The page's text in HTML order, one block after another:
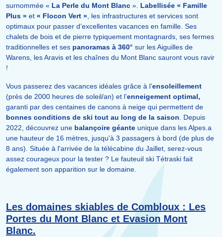
surnommée « La Perle du Mont Blanc ». Labellisée « Famille
Plus » et « Flocon Vert », les infrastructures et services sont
optimaux pour passer d’excellentes vacances en famille. Ses
chalets de bois et de pierre typiquement montagnards, ses fermes
traditionnelles et ses panoramas à 360° sur les Aiguilles de
Warens, les Aravis et les chaînes du Mont Blanc sauront vous ravir
!
Vous passerez des vacances idéales grâce à l’ensoleillement
(près de 2000 heures de soleil/an) et l’enneigement optimal,
garanti par des centaines de canons à neige qui permettent de
bonnes conditions de ski tout au long de la saison. Depuis
2022, découvrez une balançoire géante unique dans les Alpes.a
une hauteur de 16 mètres, jusqu'à 3 passagers à bord (de plus de
8 ans). Située à l'arrivée de la télécabine du Jaillet, serez-vous
assez courageux pour la tester ? Le fauteuil ski Tétraski fait
également son apparition sur le domaine.
Les domaines skiables de Combloux : Les
Portes du Mont Blanc et Evasion Mont
Blanc.